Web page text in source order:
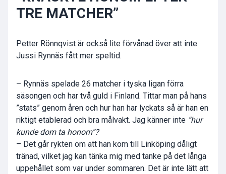
TRE MATCHER”
Petter Rönnqvist är också lite förvånad över att inte
Jussi Rynnäs fått mer speltid.
– Rynnäs spelade 26 matcher i tyska ligan förra
säsongen och har två guld i Finland. Tittar man på hans
”stats” genom åren och hur han har lyckats så är han en
riktigt etablerad och bra målvakt. Jag känner inte ”hur
kunde dom ta honom”?
– Det går rykten om att han kom till Linköping dåligt
tränad, vilket jag kan tänka mig med tanke på det långa
uppehållet som var under sommaren. Det är inte lätt att